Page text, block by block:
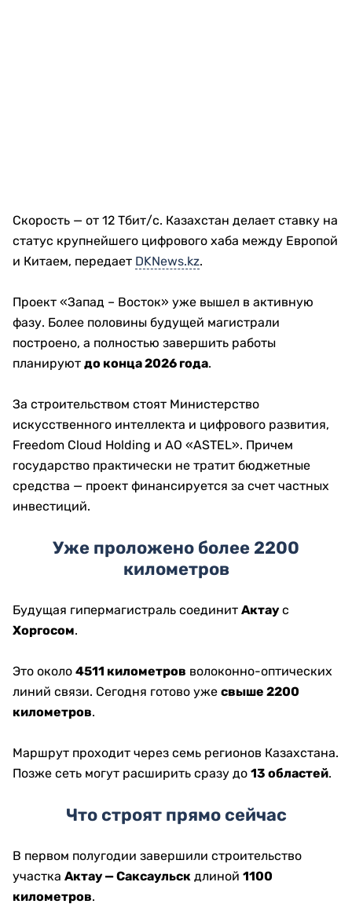
Скорость — от 12 Тбит/с. Казахстан делает ставку на
статус крупнейшего цифрового хаба между Европой
и Китаем, передает DKNews.kz.
Проект «Запад – Восток» уже вышел в активную
фазу. Более половины будущей магистрали
построено, а полностью завершить работы
планируют до конца 2026 года.
За строительством стоят Министерство
искусственного интеллекта и цифрового развития,
Freedom Cloud Holding и АО «ASTEL». Причем
государство практически не тратит бюджетные
средства — проект финансируется за счет частных
инвестиций.
Уже проложено более 2200
километров
Будущая гипермагистраль соединит Актау с
Хоргосом.
Это около 4511 километров волоконно-оптических
линий связи. Сегодня готово уже свыше 2200
километров.
Маршрут проходит через семь регионов Казахстана.
Позже сеть могут расширить сразу до 13 областей.
Что строят прямо сейчас
В первом полугодии завершили строительство
участка Актау — Саксаульск длиной 1100
километров.